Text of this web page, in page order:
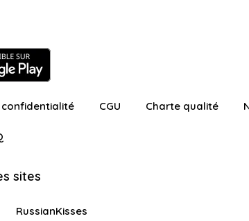
CGU Charte qualité
sites
RussianKisses